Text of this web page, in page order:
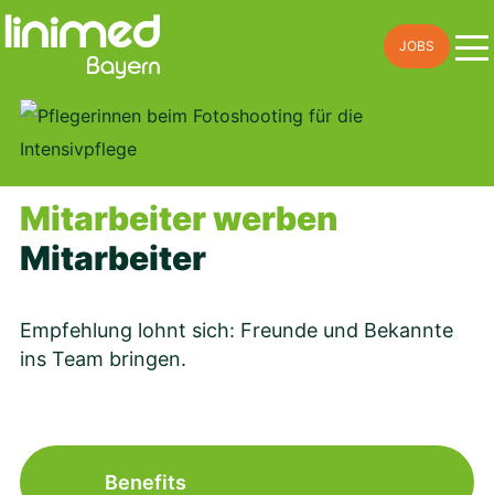
Skip
to
JOBS
Mitarbeiter werben
Mitarbeiter
Empfehlung lohnt sich: Freunde und Bekannte
ins Team bringen.
Benefits